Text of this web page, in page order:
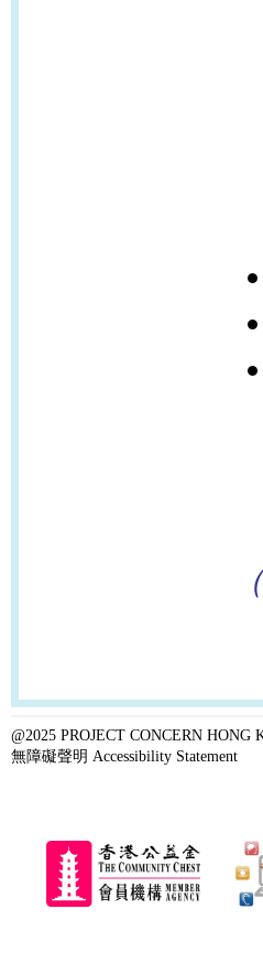
@2025 PROJECT CONCERN
無障礙聲明 Accessibility Statement